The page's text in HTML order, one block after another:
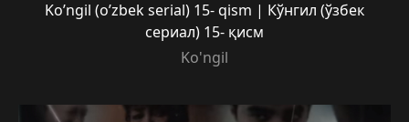
Ko’ngil (o’zbek serial) 15- qism | Кўнгил (ўзбек
сериал) 15- қисм
Ko'ngil